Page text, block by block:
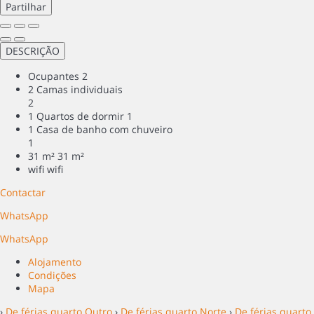
Partilhar
DESCRIÇÃO
Ocupantes 2
2 Camas individuais
2
1 Quartos de dormir 1
1 Casa de banho com chuveiro
1
31 m² 31 m²
wifi wifi
Contactar
WhatsApp
WhatsApp
Alojamento
Condições
Mapa